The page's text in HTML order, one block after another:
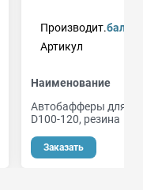
Производит.
Артикул
Наименование
Автобафферы для а/
D100-120, резина
Заказать